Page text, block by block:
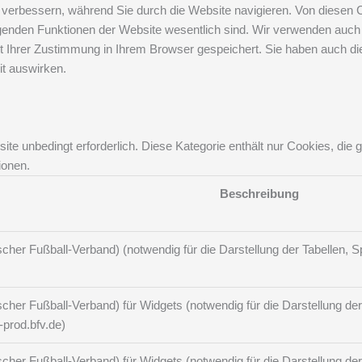
während Sie durch die Website navigieren. Von
Funktionen der Website wesentlich sind. Wir verwenden
Zustimmung in Ihrem Browser gespeichert. Sie haben auch
auswirken.
unbedingt erforderlich. Diese Kategorie enthält nur Cookies,
Beschreibung
Fußball-Verband) (notwendig für die Darstellung der Tabellen,
Fußball-Verband) für Widgets (notwendig für die Darstellung